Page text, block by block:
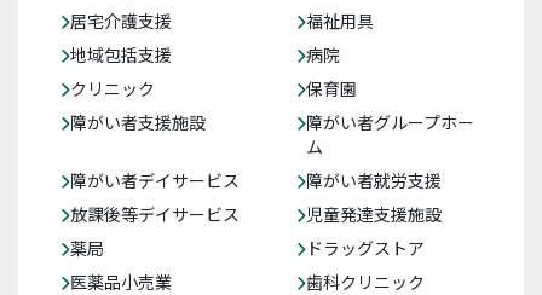
居宅介護支援
福祉用具
地域包括支援
病院
クリニック
保育園
障がい者支援施設
障がい者グループホー
ム
障がい者デイサービス
障がい者就労支援
放課後等デイサービス
児童発達支援施設
薬局
ドラッグストア
医薬品小売業
歯科クリニック